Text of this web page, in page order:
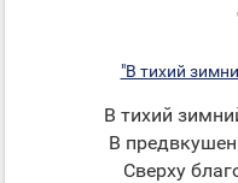
"В тихий
В тихий
В
Сверху